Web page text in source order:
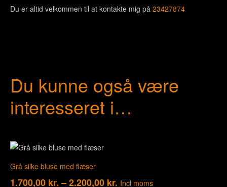
Du er altid velkommen til at kontakte mig på 23427874
Du kunne også være
interesseret i…
Grå silke bluse med flæser
1.700,00 kr. –2.200,00 kr. Incl moms